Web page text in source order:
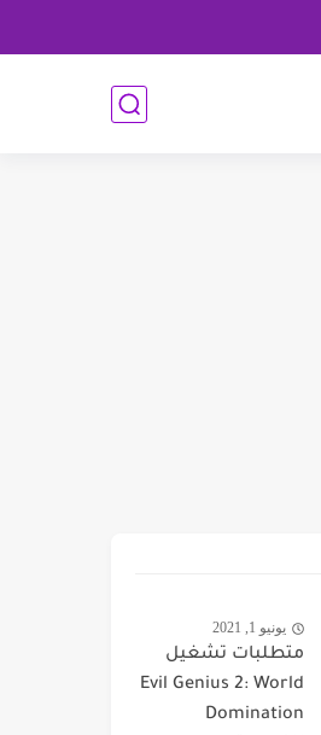
يونيو 1, 2021
متطلبات تشغيل
Evil Genius 2: World
Domination